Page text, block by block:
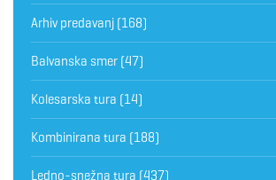
Arhiv predavanj (168)
Balvanska smer (47)
Kolesarska tura (14)
Kombinirana tura (188)
Ledno-snežna tura (437)